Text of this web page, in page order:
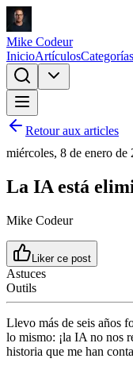
Mike Codeur
InicioArtículosCategorías
Retour aux articles
miércoles, 8 de enero de
La IA está
Mike Codeur
Liker ce post
Astuces
Outils
Llevo más de seis años
lo mismo: ¡la IA no nos
historia que me han